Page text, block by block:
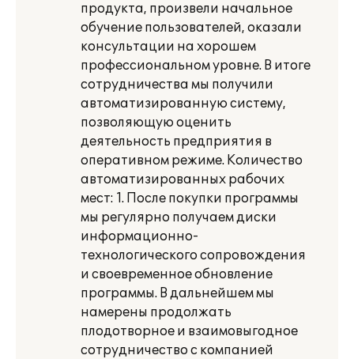
продукта, произвели начальное
обучение пользователей, оказали
консультации на хорошем
профессиональном уровне. В итоге
сотрудничества мы получили
автоматизированную систему,
позволяющую оценить
деятельность предприятия в
оперативном режиме. Количество
автоматизированных рабочих
мест: 1. После покупки программы
мы регулярно получаем диски
информационно-
технологического сопровождения
и своевременное обновление
программы. В дальнейшем мы
намерены продолжать
плодотворное и взаимовыгодное
сотрудничество с компанией